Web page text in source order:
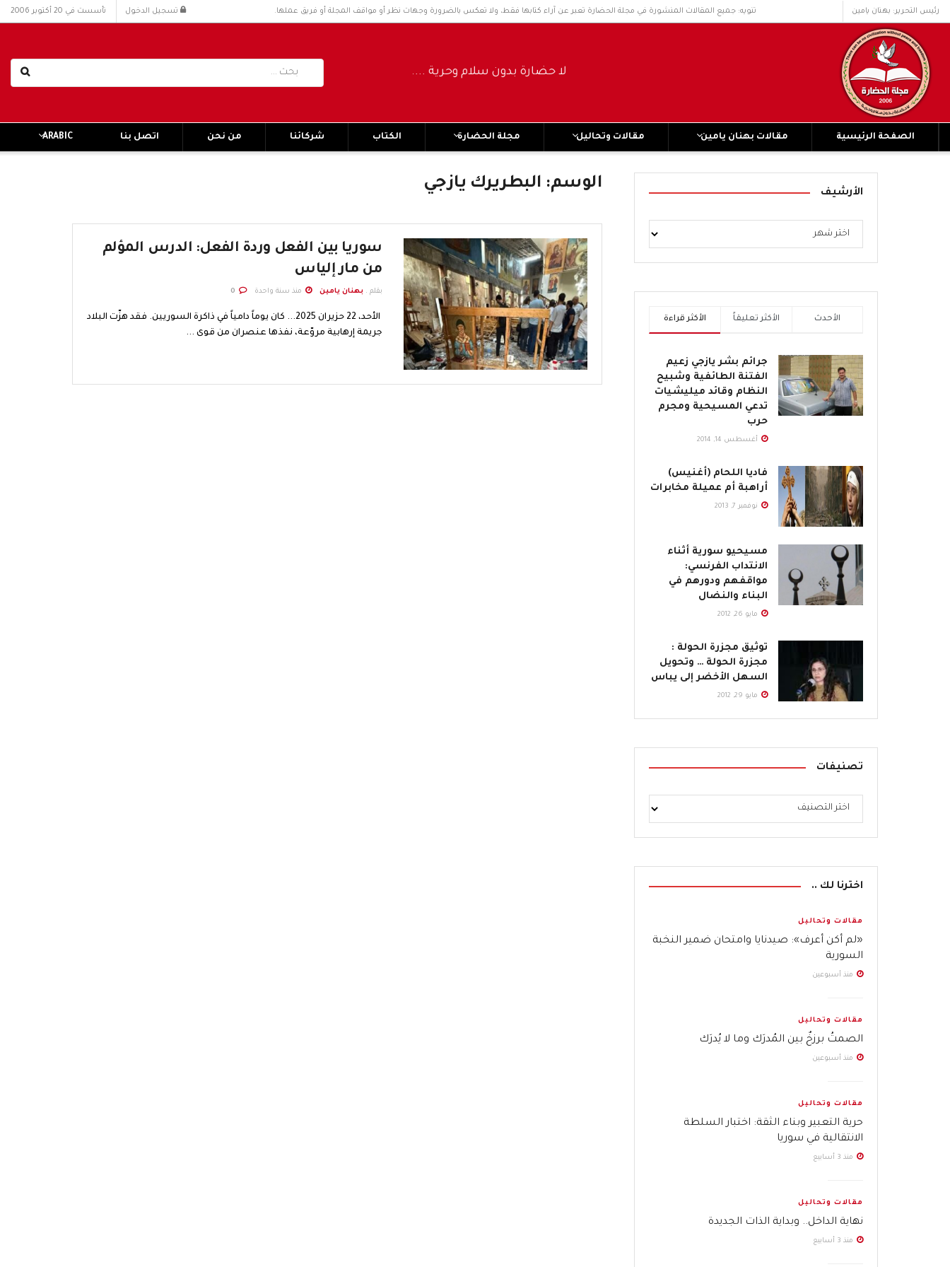
رئيس التحرير: بهنان يامين تنويه: جميع المقالات المنشورة في مجلة الحضارة تعبر عن آراء كتابها فقط، ولا تعكس بالضرورة وجهات نظر أو مواقف المجلة أو فريق عملها. تسجيل الدخول تأسست في 20 أكتوبر 2006
لا حضارة بدون سلام وحرية ..... No civilization without peace and freedom
الصفحة الرئيسية مقالات بهنان يامين مقالات وتحاليل مجلة الحضارة الكتاب شركائنا من نحن اتصل بنا ARABIC
الوسم: البطريرك يازجي
سوريا بين الفعل وردة الفعل: الدرس المؤلم
من مار إلياس
بقلم . بهنان يامين منذ سنة واحدة
الأحد، 22 حزيران 2025... كان يوماً دامياً في ذاكرة السوريين. فقد هزّت البلاد
جريمة إرهابية مروّعة، نفذها عنصران من قوى ...
الأرشيف
الأكثر قراءة الأكثر تعليقاً الأحدث
جرائم بشر يازجي زعيم
الفتنة الطائفية وشبيح
النظام وقائد ميليشيات
تدعي المسيحية ومجرم
حرب
أغسطس 14, 2014
فاديا اللحام (أغنيس)
أراهبة أم عميلة مخابرات
نوفمبر 7, 2013
مسيحيو سورية أثناء
الانتداب الفرنسي:
مواقفهم ودورهم في
البناء والنضال
مايو 26, 2012
توثيق مجزرة الحولة :
مجزرة الحولة … وتحويل
السهل الأخضر إلى يباس
مايو 29, 2012
تصنيفات
اخترنا لك ..
مقالات وتحاليل
«لم أكن أعرف»: صيدنايا وامتحان ضمير النخبة
السورية
منذ أسبوعين
مقالات وتحاليل
الصمتُ برزخٌ بين المُدرَك وما لا يُدرَك
منذ أسبوعين
مقالات وتحاليل
حرية التعبير وبناء الثقة: اختبار السلطة
الانتقالية في سوريا
منذ 3 أسابيع
مقالات وتحاليل
نهاية الداخل.. وبداية الذات الجديدة
منذ 3 أسابيع